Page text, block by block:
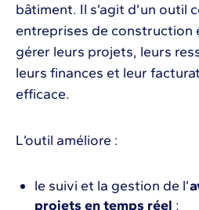
bâtiment. Il s’agit d’un outil
entreprises de construction
gérer leurs projets, leurs
leurs finances et leur
efficace.
L’outil améliore :
le suivi et la gestion de l’
projets en temps réel ;